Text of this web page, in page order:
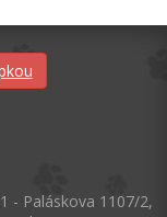
- Paláskova 1107/2,